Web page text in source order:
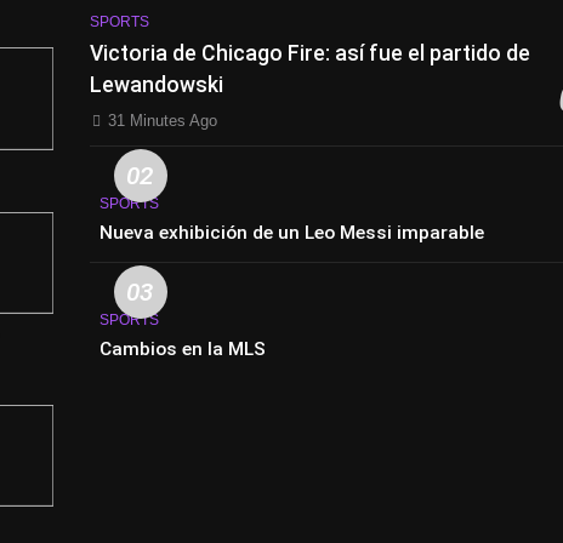
SPORTS
Victoria de Chicago Fire: así fue el partido de
Lewandowski
31 Minutes Ago
02
SPORTS
Nueva exhibición de un Leo Messi imparable
03
SPORTS
Cambios en la MLS